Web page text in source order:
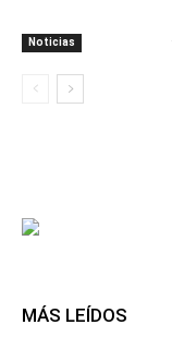
Noticias
MÁS LEÍDOS